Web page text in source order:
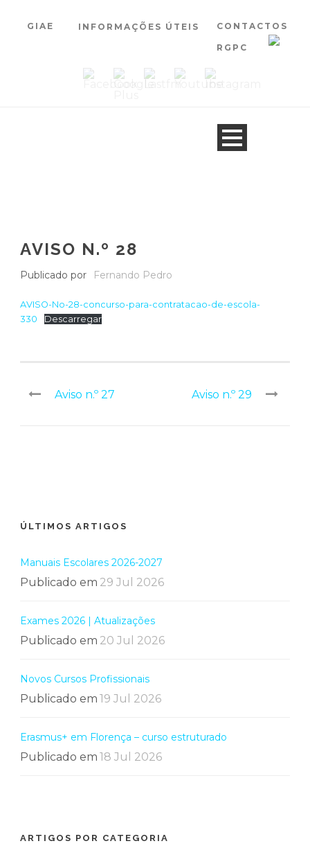
GIAE INFORMAÇÕES ÚTEIS CONTACTOS
RGPC
AVISO N.º 28
Publicado por Fernando Pedro
AVISO-No-28-concurso-para-contratacao-de-escola-
330
Descarregar
Aviso n.º 27 Aviso n.º 29
ÚLTIMOS ARTIGOS
Manuais Escolares 2026-2027
Publicado em 29 Jul 2026
Exames 2026 | Atualizações
Publicado em 20 Jul 2026
Novos Cursos Profissionais
Publicado em 19 Jul 2026
Erasmus+ em Florença – curso estruturado
Publicado em 18 Jul 2026
ARTIGOS POR CATEGORIA